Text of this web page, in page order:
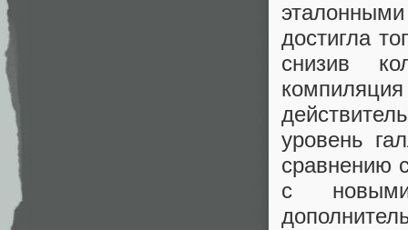
достигла
снизив
уровень
сравнению
с